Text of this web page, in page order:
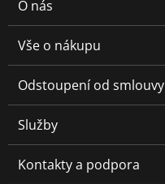
O nás
Vše o nákupu
Odstoupení od smlouvy
Služby
Kontakty a podpora